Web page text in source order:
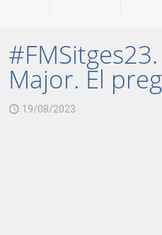
Major. El
19/08/2023